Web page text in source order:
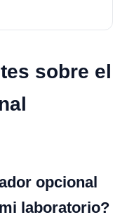
sobre el
opcional
laboratorio?